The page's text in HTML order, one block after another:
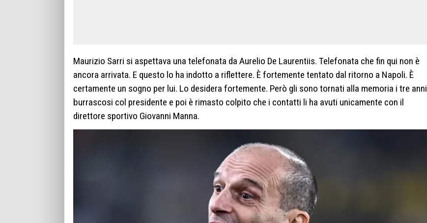
Maurizio Sarri si aspettava una telefonata da Aurelio De Laurentiis. Telefonata che fin qui non è
ancora arrivata. E questo lo ha indotto a riflettere. È fortemente tentato dal ritorno a Napoli. È
certamente un sogno per lui. Lo desidera fortemente. Però gli sono tornati alla memoria i tre anni
burrascosi col presidente e poi è rimasto colpito che i contatti li ha avuti unicamente con il
direttore sportivo Giovanni Manna.